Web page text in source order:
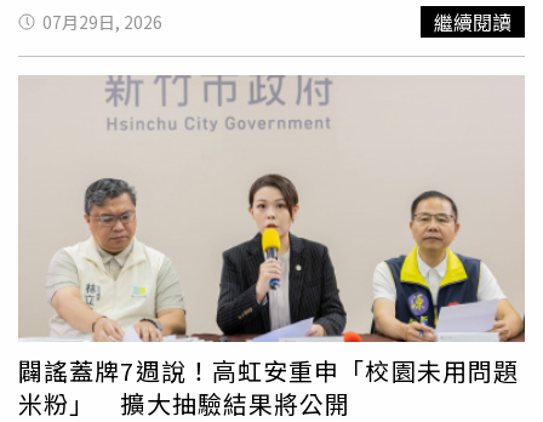
得」，對女方相當不利。狄志為、欣西亞、張慧慈及律師陳
俊翰，在節目上探討「已婚男女逃不過獵豔桃花團！婚內危
機四面楚歌？！」主題。（圖／和展影視提供）
門要求下架，法律依據何在？他批評，政府不可把警察登門
當手段，這種威權國家、警察國家作為，將對社會造成寒蟬
清楚，查一支批評政府的影片卻一天就登門，「政府解決問
題不行，解決提出問題的人很行！」陳以信強調，國民黨將
捍衛人民言論自由。
07月29日, 2026 繼續閱讀
闢謠蓋牌7週說！高虹安重申「校園未用問題
米粉」 擴大抽驗結果將公開